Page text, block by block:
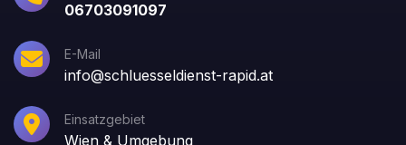
06703091097
E-Mail
info@schluesseldienst-rapid.at
Einsatzgebiet
Wien & Umgebung